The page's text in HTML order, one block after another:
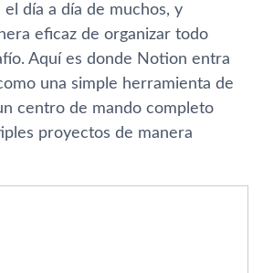
día a día de muchos, y
eficaz de organizar todo
Aquí es donde Notion entra
una simple herramienta de
centro de mando completo
proyectos de manera